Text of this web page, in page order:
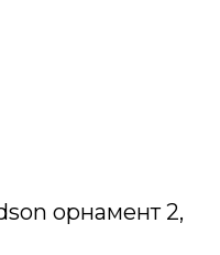
орнамент 2,